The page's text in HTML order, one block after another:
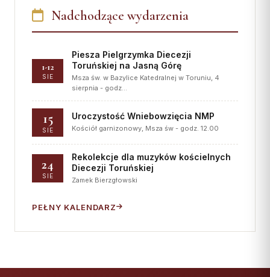
Nadchodzące wydarzenia
1-12
SIE
Piesza Pielgrzymka Diecezji
Toruńskiej na Jasną Górę
Msza św. w Bazylice Katedralnej w Toruniu, 4
sierpnia - godz…
15
SIE
Uroczystość Wniebowzięcia NMP
Kościół garnizonowy, Msza św - godz. 12.00
24
SIE
Rekolekcje dla muzyków kościelnych
Diecezji Toruńskiej
Zamek Bierzgłowski
PEŁNY KALENDARZ